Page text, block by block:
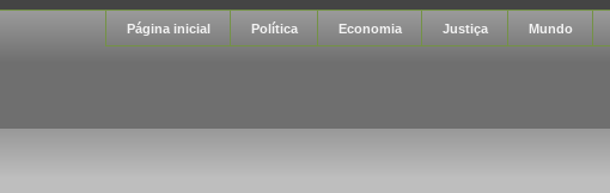
Página inicial Política Economia Justiça Mundo